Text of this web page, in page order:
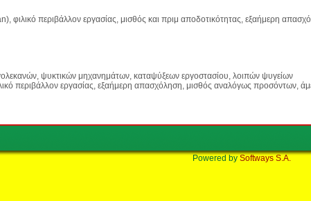
περιβάλλον εργασίας, μισθός και πριμ αποδοτικότητας, εξαήμερη
ψυκτικών μηχανημάτων, καταψύξεων εργοστασίου, λοιπών ψυγείων
περιβάλλον εργασίας, εξαήμερη απασχόληση, μισθός αναλόγως προσόντων,
Powered by Softways S.A.